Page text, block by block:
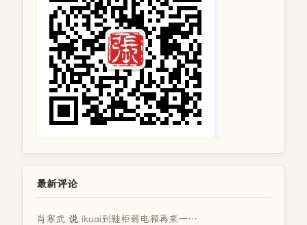
最新评论
肖寒武 说 ikuai到鞋柜弱电箱再来一…